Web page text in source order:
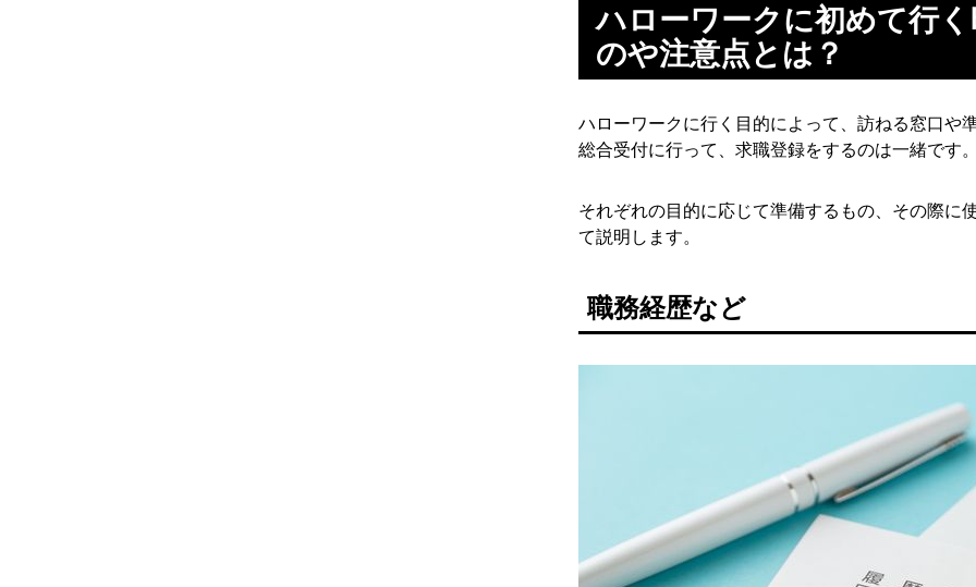
ハローワークに初めて行
のや注意点とは？
ハローワークに行く目的によって、訪ねる窓口や
総合受付に行って、求職登録をするのは一緒です
それぞれの目的に応じて準備するもの、その際に
て説明します。
職務経歴など